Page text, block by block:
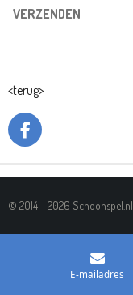
VERZENDEN
<terug>
F
A
E
B
O
© 2014 - 2026 Schoonspel.nl
E-mailadres